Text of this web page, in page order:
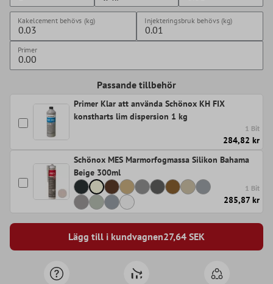
Kakelcement behövs (kg) Injekteringsbruk behövs (kg)
Primer
Passande tillbehör
Primer Klar att använda Schönox KH FIX
konstharts lim dispersion 1 kg
1 Bit
284,82 kr
Schönox MES Marmorfogmassa Silikon Bahama
Beige 300ml
1 Bit
285,87 kr
Lägg till i kundvagnen27,64 SEK